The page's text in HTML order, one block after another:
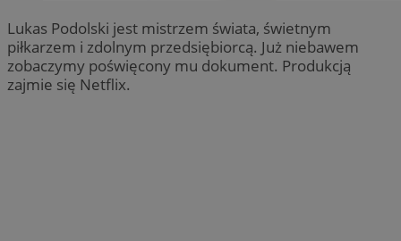
Lukas Podolski jest mistrzem świata, świetnym
piłkarzem i zdolnym przedsiębiorcą. Już niebawem
zobaczymy poświęcony mu dokument. Produkcją
zajmie się Netflix.